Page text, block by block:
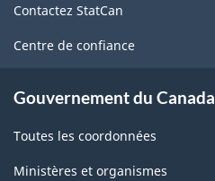
ce
site
Contactez StatCan
Centre de confiance
Gouvernement du Canada
Toutes les coordonnées
Ministères et organismes